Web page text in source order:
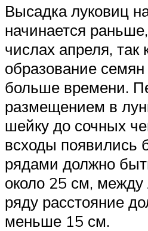
Высадка луковиц
начинается
числах апреля, так
образование семян
больше времени.
размещением в
шейку до сочных
всходы появились
рядами должно
около 25 см,
ряду расстояние
меньше 15 см.